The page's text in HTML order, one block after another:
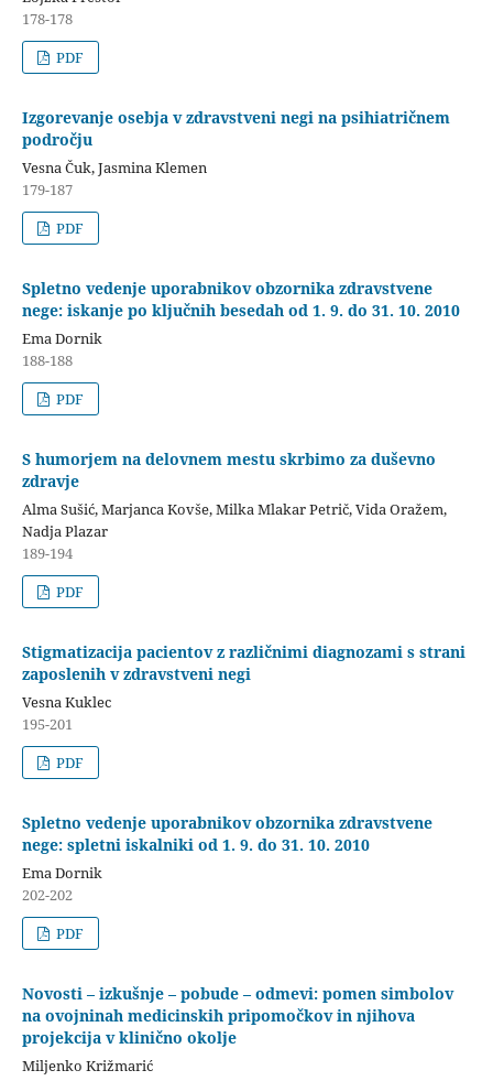
178-178
PDF
Izgorevanje osebja v zdravstveni negi na psihiatričnem
področju
Vesna Čuk, Jasmina Klemen
179-187
PDF
Spletno vedenje uporabnikov obzornika zdravstvene
nege: iskanje po ključnih besedah od 1. 9. do 31. 10. 2010
Ema Dornik
188-188
PDF
S humorjem na delovnem mestu skrbimo za duševno
zdravje
Alma Sušić, Marjanca Kovše, Milka Mlakar Petrič, Vida Oražem,
Nadja Plazar
189-194
PDF
Stigmatizacija pacientov z različnimi diagnozami s strani
zaposlenih v zdravstveni negi
Vesna Kuklec
195-201
PDF
Spletno vedenje uporabnikov obzornika zdravstvene
nege: spletni iskalniki od 1. 9. do 31. 10. 2010
Ema Dornik
202-202
PDF
Novosti – izkušnje – pobude – odmevi: pomen simbolov
na ovojninah medicinskih pripomočkov in njihova
projekcija v klinično okolje
Miljenko Križmarić